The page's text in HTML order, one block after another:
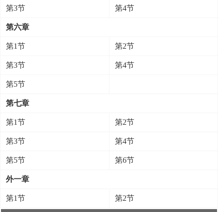
第3节 第4节
第六章
第1节 第2节
第3节 第4节
第5节
第七章
第1节 第2节
第3节 第4节
第5节 第6节
外一章
第1节 第2节